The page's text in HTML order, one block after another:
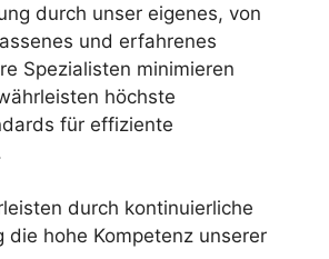
durch unser eigenes, von
und erfahrenes
Spezialisten minimieren
höchste
für effiziente
durch kontinuierliche
die hohe Kompetenz unserer